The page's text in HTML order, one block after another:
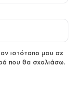
ιστότοπο μου σε
που θα σχολιάσω.